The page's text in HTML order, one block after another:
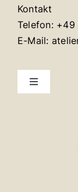
Kontakt
Telefon: +49
E-Mail:
Toggle
Mentions